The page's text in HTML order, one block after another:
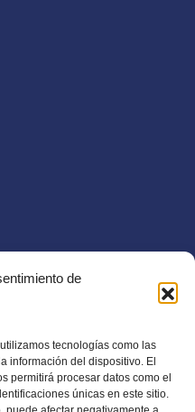
de
tecnologías como las
información del dispositivo. El
permitirá procesar datos como el
únicas en este sitio.